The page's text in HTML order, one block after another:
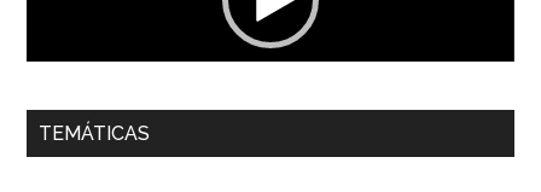
00:00 01:04
Dra. Carolina Corcho Mejía,Presidenta Corporación
TEMÁTICAS